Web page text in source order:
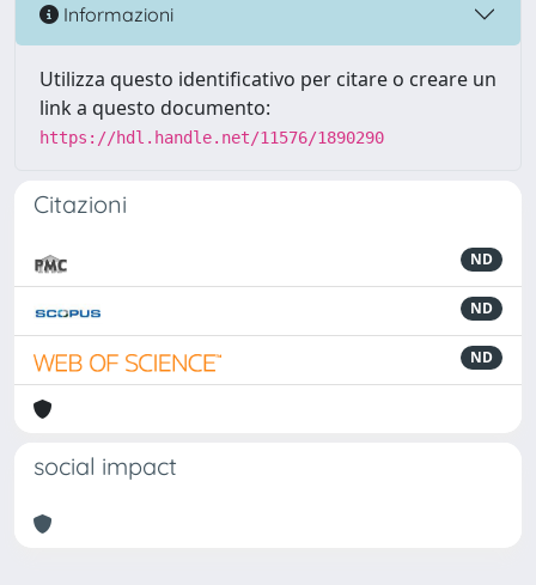
Informazioni
Utilizza questo identificativo per citare o creare un
link a questo documento:
https://hdl.handle.net/11576/1890290
Citazioni
ND
ND
ND
social impact